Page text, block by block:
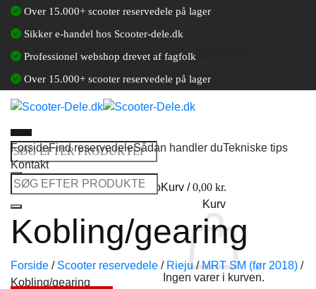
Fortsæt
indhold
Over 15.000+ scooter reservedele på lager
Sikker e-handel hos Scooter-dele.dk
Professionel webshop drevet af fagfolk
Over 15.000+ scooter reservedele på lager
Søg
efter:
Log ind / Opret en kundekontoKurv /0,00 kr.
Kurv
Ingen varer i kurven.
ForsideFind reservedeleSådan handler duTekniske tips
Kontakt
Søg
efter:
Kobling/gearing
Forside / Scooter reservedele / Rieju / MRT SM (før 2018) /
Kobling/gearing